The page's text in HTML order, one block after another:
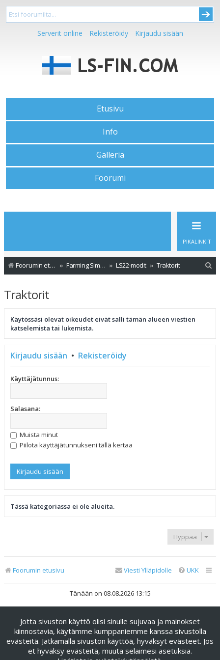
Serverit online Rekisteröidy Kirjaudu sisään
Etusivu
Info
Galleria
Foorumi
PIKALINKIT
Foorumin etusivu Farming Simulator - Modit LS22-modit Traktorit
Traktorit
Käytössäsi olevat oikeudet eivät salli tämän alueen viestien
katselemista tai lukemista.
Kirjaudu sisään • Rekisteröidy
Käyttäjätunnus:
Salasana:
Muista minut
Piilota käyttäjätunnukseni tällä kertaa
Tässä kategoriassa ei ole alueita.
Hyppää
Foorumin etusivu UKK
Viesti Ylläpidolle
Tänään on 08.08.2026 13:15
phpBB Limited
Käännös: phpBB Suomi (lurttinen, harritapio, Pettis)
phpBB Metro Theme by PixelGoose Studio
Yksityisyys|Ehdot
Jotta sivuston käyttö olisi sinulle sujuvaa ja mainokset
kiinnostavia, käytämme kumppaniemme kanssa sivustolla
evästeitä. Jatkamalla sivuston käyttöä, hyväksyt evästeet. Jos
et hyväksy evästeitä, muuta selaimesi asetuksia.